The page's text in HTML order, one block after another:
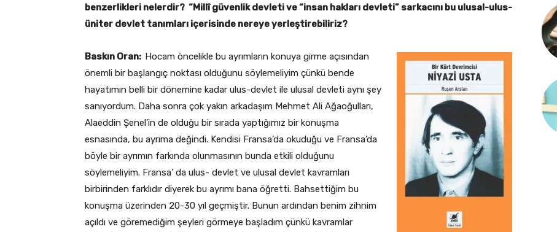
benzerlikleri nelerdir? “Millî güvenlik devleti ve “insan hakları devleti” sarkacını bu ulusal-ulus-
üniter devlet tanımları içerisinde nereye yerleştirebiliriz?
Baskın Oran: Hocam öncelikle bu ayrımların konuya girme açısından
önemli bir başlangıç noktası olduğunu söylemeliyim çünkü bende
hayatımın belli bir dönemine kadar ulus-devlet ile ulusal devleti aynı şey
sanıyordum. Daha sonra çok yakın arkadaşım Mehmet Ali Ağaoğulları,
Alaeddin Şenel’in de olduğu bir sırada yaptığımız bir konuşma
esnasında, bu ayrıma değindi. Kendisi Fransa’da okuduğu ve Fransa’da
böyle bir ayrımın farkında olunmasının bunda etkili olduğunu
söylemeliyim. Fransa’ da ulus- devlet ve ulusal devlet kavramları
birbirinden farklıdır diyerek bu ayrımı bana öğretti. Bahsettiğim bu
konuşma üzerinden 20-30 yıl geçmiştir. Bunun ardından benim zihnim
açıldı ve göremediğim şeyleri görmeye başladım çünkü kavramlar